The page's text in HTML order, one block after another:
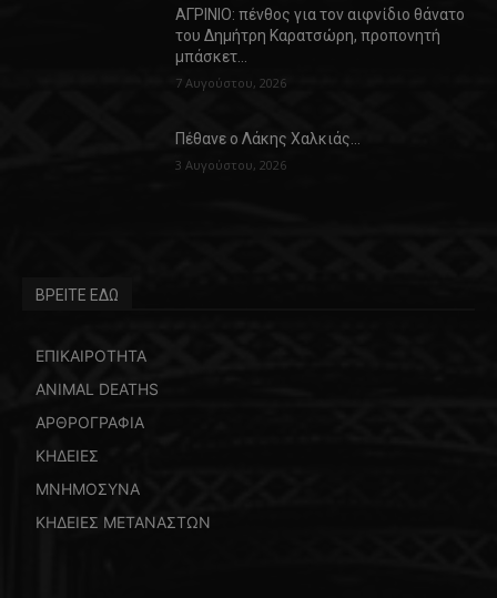
ΑΓΡΙΝΙΟ: πένθος για τον αιφνίδιο θάνατο
του Δημήτρη Καρατσώρη, προπονητή
μπάσκετ…
7 Αυγούστου, 2026
Πέθανε ο Λάκης Χαλκιάς…
3 Αυγούστου, 2026
ΒΡΕΙΤΕ ΕΔΩ
ΕΠΙΚΑΙΡΟΤΗΤΑ
ANIMAL DEATHS
ΑΡΘΡΟΓΡΑΦΙΑ
ΚΗΔΕΙΕΣ
ΜΝΗΜΟΣΥΝΑ
ΚΗΔΕΙΕΣ ΜΕΤΑΝΑΣΤΩΝ